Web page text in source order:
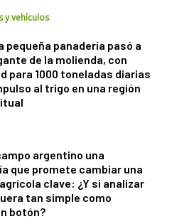
y vehículos
pequeña panadería pasó a
de la molienda, con
para 1000 toneladas diarias
al trigo en una región
argentino una
que promete cambiar una
clave: ¿Y si analizar
tan simple como
botón?